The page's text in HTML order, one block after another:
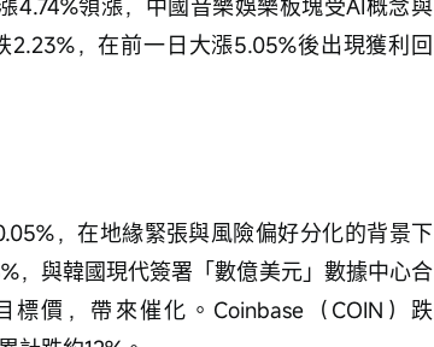
4.74%領漲，中國音樂娛樂板塊受AI概念與
，在前一日大漲5.05%後出現獲利回
，在地緣緊張與風險偏好分化的背景下
，與韓國現代簽署「數億美元」數據中心合
價，帶來催化。Coinbase（COIN）跌